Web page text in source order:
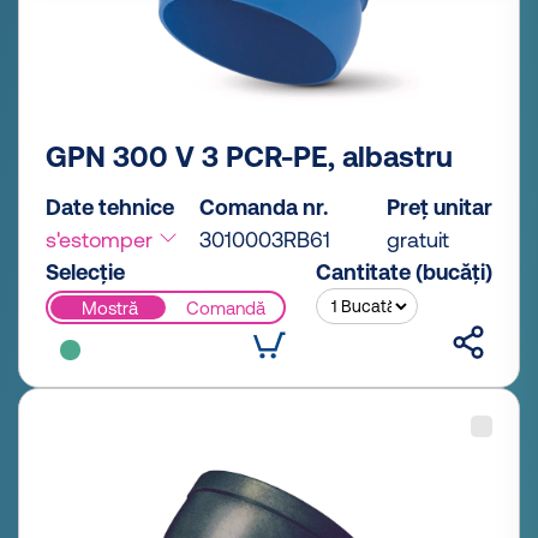
GPN 300 V 3 PCR-PE, albastru
Date tehnice
s'estomper
Comanda nr.
3010003RB61
Preț unitar
gratuit
Selecție
Mostră Comandă
Cantitate (bucăți)